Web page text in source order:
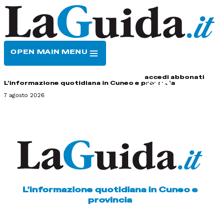
OPEN MAIN MENU
accedi abbonati
L'informazione quotidiana in Cuneo e provincia
7 agosto 2026
L'informazione quotidiana in Cuneo e
provincia